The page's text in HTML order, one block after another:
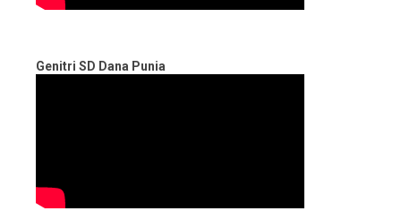
Genitri SD Dana Punia